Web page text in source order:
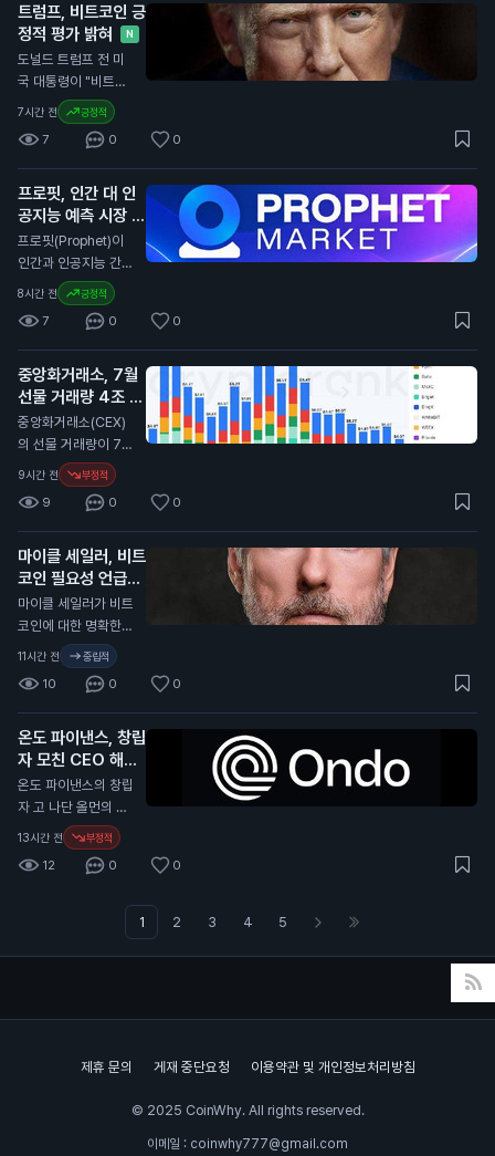
국 노동부의 데이터에
따르면 실업률은 4.
1%로 소폭 감소했습
니다. 경제 전문가들
은 85,000개의 일자
리 증가를 예상했으
나, 실제로는 감소했
습니다. 이는 연방준
비제도(Fed)가 금리
인상 여부를 결정하는
데 중요한 영향을 미
칠 수 있습니다. 이번
투자자에게 중요한 신
호입니다. 금리 인상
가격에 긍정적인 영향
을 미칠 수 있습니다.
트럼프, 비트코인 긍
정적 평가 밝혀
N
도널드 트럼프 전 미
국 대통령이 "비트코
인은 큰 일이다. 사람
들이 비트코인으로 결
제하고 있다. 이는 달
러에 대한 압박을 줄
인다. 우리나라에 좋
은 일이다"라고 말했
습니다. 트럼프의 발
언은 암호화폐에 대한
긍정적인 시각을 드러
냅니다. 그의 아들들
이 지분을 가진 암호
화폐 채굴 회사인 아
메리칸 비트코인은 최
근 2분기 동안 5,72
0만 달러(약 800억
원)의 손실을 기록했
격이 2분기 동안 11%
하락한 영향이 컸습니
비트코인 932개를
채굴하며 생산량을 증
가시켰습니다. 트럼프
의 긍정적인 발언은
비트코인 가격에 긍정
적인 영향을 미칠 수
있습니다. 이는 일반
이고, 향후 가격 상승
가능성을 높일 수 있
습니다.
7시간 전 긍정적
7 0 0
프로핏, 인간 대 인
공지능 예측 시장 출
시
N
프로핏(Prophet)이
인간과 인공지능 간의
예측 시장을 출시했습
니다. 사용자는 어떤
주제든 시장을 만들고
프로핏과 직접 거래할
수 있습니다. 이 서비
스는 사용자에게 예측
을 통해 수익을 올릴
기회를 제공합니다.
프로핏은 인공지능을
활용해 예측의 정확성
을 높이고, 사용자들
은 자신의 전문 지식
을 활용해 시장을 형
성할 수 있습니다. 가
입 시 코드 "COIN10
1"을 입력하면 혜택을
예측 시장은 일반 투
자자에게 새로운 투자
인공지능과의 거래는
예측의 정확성을 높일
수 있어, 투자자들은
더 나은 결정을 내릴
수 있습니다.
8시간 전 긍정적
7 0 0
중앙화거래소, 7월
선물 거래량 4조 달
러로 감소
N
중앙화거래소(CEX)
의 선물 거래량이 7월
에 4조 달러(약 5천
800조 원)로 감소했
습니다. 이는 2023
년 12월 이후 가장 낮
은 수준입니다. 이 통
계는 암호화폐 분석
플랫폼인 크립토랭크
(CryptoRank)의 자
료를 바탕으로 합니
다. 최근 몇 달 동안 기
술주 매도와 원자재
가격 상승 등으로 시
장이 불안정해졌습니
다. 이러한 상황은 중
앙화거래소의 거래량
에도 영향을 미친 것
식은 투자자들에게 중
요한 의미를 가집니
장의 유동성이 줄어들
이는 암호화폐 가격에
9시간 전 부정적
9 0 0
마이클 세일러, 비트
코인 필요성 언급
N
마이클 세일러가 비트
코인에 대한 명확한
규제가 필요하지 않다
고 주장했습니다. 그
는 미국이 명확한 규
제를 필요로 한다고
강조했습니다. 세일러
는 최근 비트코인을
매각해 1억 달러(약 1,
400억 원)를 모금했
습니다. 현재 미국 상
원은 가상자산 산업을
위한 CLARITY 법안
자본 형성을 위한 연
다. 법안의 지지자들
서의 거래와 결제 시
시험대가 될 것이라고
11시간 전 중립적
10 0 0
온도 파이낸스, 창립
자 모친 CEO 해임
소송 제기
N
온도 파이낸스의 창립
자 고 나단 올먼의 모
친 캐서린 올먼이 CE
O 이안 드 보드를 해
임하고 회사를 장악하
웨어 법원에 제출되었
습니다. 캐서린 올먼
다. 그녀는 아들의 유
로부터 권한을 부여받
13시간 전 부정적
12 0 0
1 2 3 4 5
제휴 문의 게재 중단요청 이용약관 및 개인정보처리방침
© 2025 CoinWhy. All rights reserved.
이메일 : coinwhy777@gmail.com